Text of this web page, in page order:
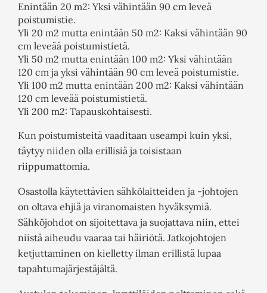
Enintään 20 m2: Yksi vähintään 90 cm leveä
poistumistie.
Yli 20 m2 mutta enintään 50 m2: Kaksi vähintään 90
cm leveää poistumistietä.
Yli 50 m2 mutta enintään 100 m2: Yksi vähintään
120 cm ja yksi vähintään 90 cm leveä poistumistie.
Yli 100 m2 mutta enintään 200 m2: Kaksi vähintään
120 cm leveää poistumistietä.
Yli 200 m2: Tapauskohtaisesti.
Kun poistumisteitä vaaditaan useampi kuin yksi,
täytyy niiden olla erillisiä ja toisistaan
riippumattomia.
Osastolla käytettävien sähkölaitteiden ja -johtojen
on oltava ehjiä ja viranomaisten hyväksymiä.
Sähköjohdot on sijoitettava ja suojattava niin, ettei
niistä aiheudu vaaraa tai häiriötä. Jatkojohtojen
ketjuttaminen on kielletty ilman erillistä lupaa
tapahtumajärjestäjältä.